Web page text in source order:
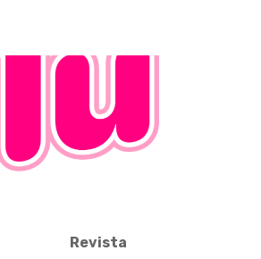
Revista